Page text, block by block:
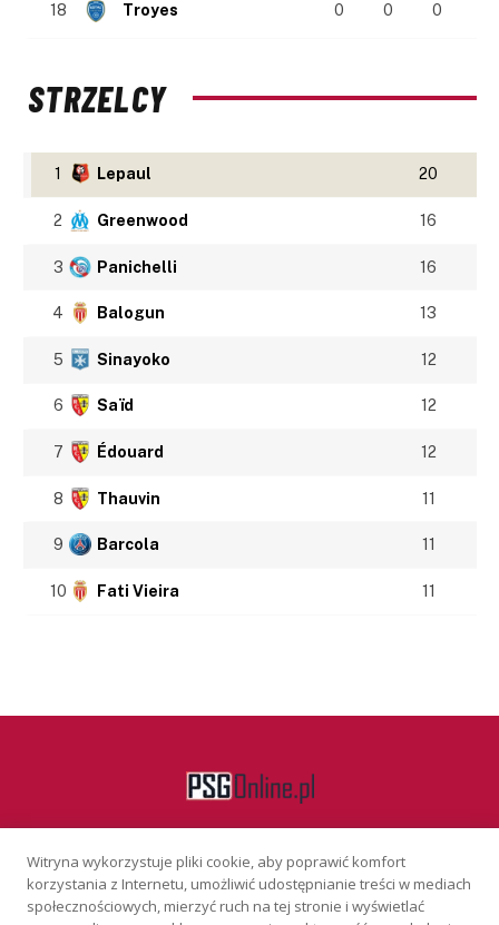
18 Troyes 0 0 0
STRZELCY
1 Lepaul 20
2 Greenwood 16
3 Panichelli 16
4 Balogun 13
5 Sinayoko 12
6 Saïd 12
7 Édouard 12
8 Thauvin 11
9 Barcola 11
10 Fati Vieira 11
Facebook
Witryna wykorzystuje pliki cookie, aby poprawić komfort
korzystania z Internetu, umożliwić udostępnianie treści w mediach
społecznościowych, mierzyć ruch na tej stronie i wyświetlać